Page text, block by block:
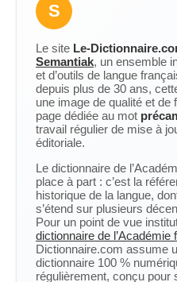
S
Le site Le-
Semantiak, un ensemble
et d’outils de langue
depuis plus de 30 ans,
une image de qualité et de
page dédiée au mot
travail régulier de mise à
éditoriale.
Le dictionnaire de
place à part : c’est la
historique de la langue,
s’étend sur plusieurs
Pour un point de vue
dictionnaire de l’Académie
Dictionnaire.com assume
dictionnaire 100 %
régulièrement, conçu pour